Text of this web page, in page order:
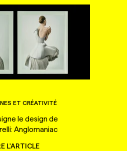
ET CRÉATIVITÉ
le design de
Anglomaniac
L'ARTICLE